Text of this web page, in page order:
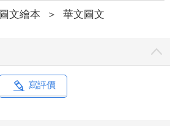
圖文繪本 ＞ 華文圖文
寫評價